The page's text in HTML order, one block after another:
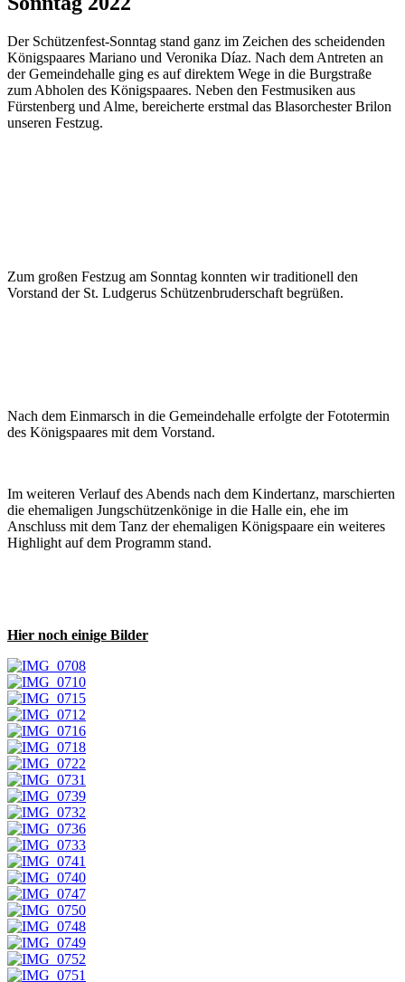
Der Schützenfest-Sonntag stand ganz im Zeichen des scheidenden
Königspaares Mariano und Veronika Díaz. Nach dem Antreten an
der Gemeindehalle ging es auf direktem Wege in die Burgstraße
zum Abholen des Königspaares. Neben den Festmusiken aus
Fürstenberg und Alme, bereicherte erstmal das Blasorchester Brilon
unseren Festzug.
Zum großen Festzug am Sonntag konnten wir traditionell den
Vorstand der St. Ludgerus Schützenbruderschaft begrüßen.
Nach dem Einmarsch in die Gemeindehalle erfolgte der Fototermin
des Königspaares mit dem Vorstand.
Im weiteren Verlauf des Abends nach dem Kindertanz, marschierten
die ehemaligen Jungschützenkönige in die Halle ein, ehe im
Anschluss mit dem Tanz der ehemaligen Königspaare ein weiteres
Highlight auf dem Programm stand.
Hier noch einige Bilder